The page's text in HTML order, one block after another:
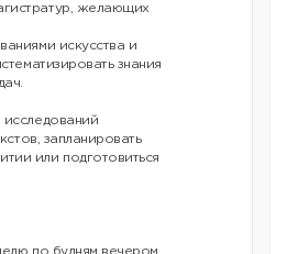
желающих
искусства и
знания
исследований
запланировать
или подготовиться
по будням вечером.